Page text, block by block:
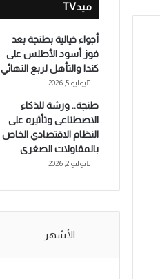
ميدTV
أجواء خيالية بطنجة بعد
فوز أسود الأطلس على
كندا والتأهل لربع النهائي
يوليو 5, 2026
طنجة.. ورشة للذكاء
الاصطناعى وتأثيره على
النظام الاقتصادي الخاص
بالمقاولات الصغرى
يوليو 2, 2026
الأشهر